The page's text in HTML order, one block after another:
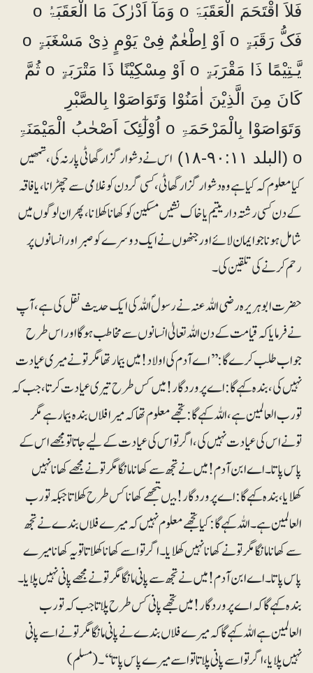
فَلاَ اقْتَحَمَ الْعَقَبَۃَ o وَمَآ اَدْرٰکَ مَا الْعَقَبَۃُ o
فَکُّ رَقَبَۃٍ o اَوْ اِِطْعٰمٌ فِیْ یَوْمٍ ذِیْ مَسْغَبَۃٍ o
یَّـتِیْمًا ذَا مَقْرَبَۃٍ o اَوْ مِسْکِیْنًا ذَا مَتْرَبَۃٍ o ثُمَّ
کَانَ مِنَ الَّذِیْنَ اٰمَنُوْا وَتَوَاصَوْا بِالصَّبْرِ
وَتَوَاصَوْا بِالْمَرْحَمَۃِ o اُوْلٰٓئِکَ اَصْحٰبُ الْمَیْمَنَۃِ
o (البلد ۹۰:۱۱-۱۸)
اس نے دشوارگزار گھاٹی پار نہ کی، تمھیں
کیا معلوم کہ کیا ہے وہ دشوار گزار گھاٹی، کسی گردن کو غلامی سے چھڑانا، یا فاقہ
کے دن کسی رشتہ دار یتیم یا خاک نشیں مسکین کو کھانا کھلانا، پھر ان لوگوں میں
شامل ہونا جو ایمان لائے اور جنھوں نے ایک دوسرے کو صبر اور انسانوں پر
رحم کرنے کی تلقین کی۔
حضرت ابوہریرہ رضی اللہ عنہ نے رسولؐ اللہ کی ایک حدیث نقل کی ہے ، آپ
نے فرمایا کہ قیامت کے دن اللہ تعالیٰ انسانوں سے مخاطب ہوگا اور اس طرح
جواب طلب کرے گا: ’’اے آدم کی اولاد! میں بیمار تھا مگر تونے میری عیادت
نہیں کی، بندہ کہے گا: اے پروردگار! میں کس طرح تیری عیادت کرتا، جب کہ
تو رب العالمین ہے، اللہ کہے گا: تجھے معلوم تھا کہ میرا فلاں بندہ بیمار ہے مگر
تونے اس کی عیادت نہیں کی، اگر تو اس کی عیادت کے لیے جاتا تو مجھے اس کے
پاس پاتا۔ اے ابن آدم! میں نے تجھ سے کھانامانگا مگر تونے مجھے کھانا نہیں
کھلایا، بندہ کہے گا : اے پروردگار! میںتجھے کھانا کس طرح کھلاتا جبکہ تو رب
العالمین ہے۔ اللہ کہے گا: کیا تجھے معلوم نہیں کہ میرے فلاں بندے نے تجھ
سے کھانا مانگا مگر تو نے کھانا نہیں کھلایا۔ اگر تو اسے کھانا کھلاتا تو یہ کھانا میرے
پاس پاتا۔ اے ابن آدم ! میں نے تجھ سے پانی مانگا مگر تونے مجھے پانی نہیں پلایا۔
بندہ کہے گا کہ اے پروردگار! میں تجھے پانی کس طرح پلاتا جب کہ تو رب
العالمین ہے اللہ کہے گا کہ میرے فلاں بندے نے پانی مانگا مگر تونے اسے پانی
نہیں پلایا، اگر تو اسے پانی پلاتا تواسے میرے پاس پاتا‘‘۔(مسلم)